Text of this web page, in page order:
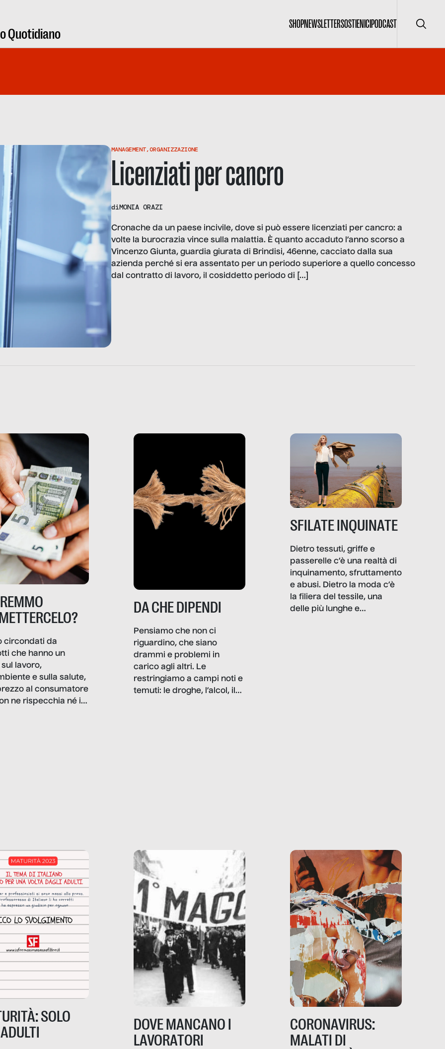
Quotidiano
SHOPNEWSLETTERSOSTIENICIPODCAST Cerca
MANAGEMENT,ORGANIZZAZIONE
Licenziati per cancro
diMONIA ORAZI
Cronache da un paese incivile, dove si può essere licenziati per cancro: a
volte la burocrazia vince sulla malattia. È quanto accaduto l’anno scorso a
Vincenzo Giunta, guardia giurata di Brindisi, 46enne, cacciato dalla sua
azienda perché si era assentato per un periodo superiore a quello concesso
dal contratto di lavoro, il cosiddetto periodo di […]
circondati da
che hanno un
lavoro,
e sulla salute,
al consumatore
ne rispecchia né il
la nostra vita
DA CHE DIPENDI
Pensiamo che non ci
riguardino, che siano
drammi e problemi in
carico agli altri. Le
restringiamo a campi noti e
temuti: le droghe, l’alcol, il
come.
SFILATE INQUINATE
Dietro tessuti, griffe e
passerelle c’è una realtà di
inquinamento, sfruttamento
e abusi. Dietro la moda c’è
la filiera del tessile, una
delle più lunghe e
SOLO
DOVE MANCANO I
LAVORATORI
CORONAVIRUS:
MALATI DI